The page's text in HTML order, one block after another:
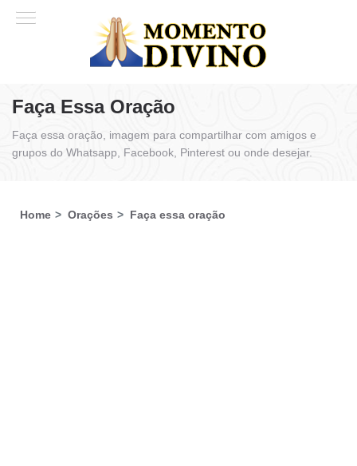
Faça Essa Oração
Faça essa oração, imagem para compartilhar com amigos e
grupos do Whatsapp, Facebook, Pinterest ou onde desejar.
Home Orações Faça essa oração